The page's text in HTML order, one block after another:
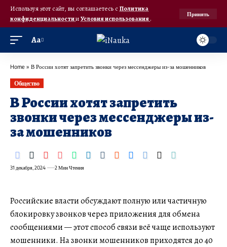
Используя этот сайт, вы соглашаетесь с Политика
конфиденциальностииУсловия использования.
Принять
Аа
Home » В России хотят запретить звонки через мессенджеры из-за мошенников
Общество
В России хотят запретить
звонки через мессенджеры из-
за мошенников
31 декабря, 2024 2 Мин Чтения
Российские власти обсуждают полную или частичную
блокировку звонков через приложения для обмена
сообщениями — этот способ связи всё чаще используют
мошенники. На звонки мошенников приходятся до 40